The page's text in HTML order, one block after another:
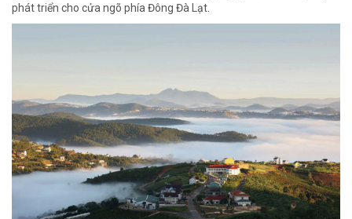
phát triển cho cửa ngõ phía Đông Đà Lạt.